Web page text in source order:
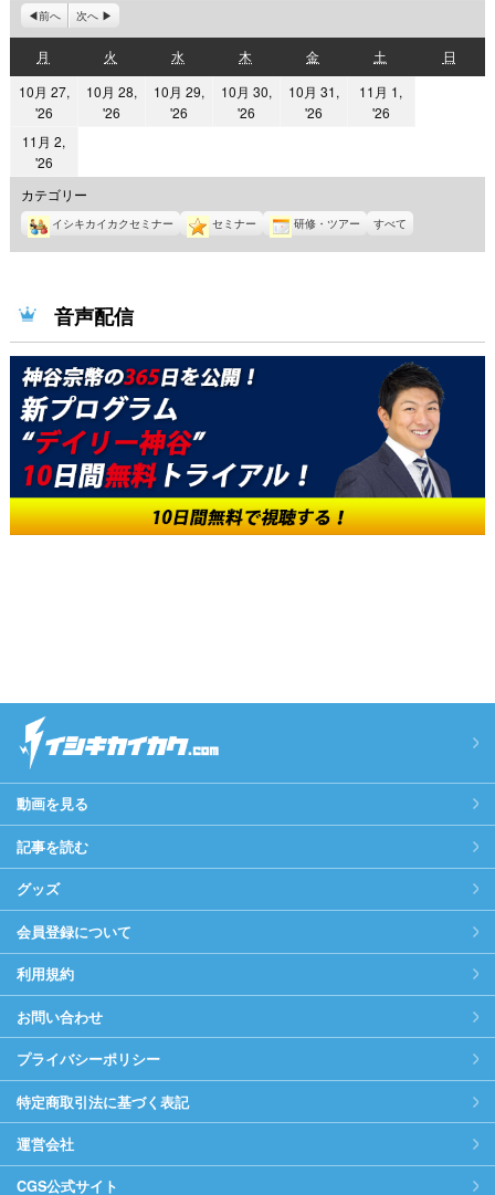
前へ 次へ
月
曜
日
火
曜
日
水
曜
日
木
曜
日
金金
曜
日
土
曜
日
日
曜
10月 27,
'262026
年
10
月
27
日
10月 28,
'262026
月
28
日
10月 29,
'262026
月
29
日
10月 30,
'262026
月
30
日
10月 31,
'262026
月
31
日
11月 1,
'262026
月
1
日
11月 2,
'262026
年
11
月
2
カテゴリー
イシキカイカクセミナー セミナー 研修・ツアー すべて
音声配信
動画を見る
記事を読む
グッズ
会員登録について
利用規約
お問い合わせ
プライバシーポリシー
特定商取引法に基づく表記
運営会社
CGS公式サイト